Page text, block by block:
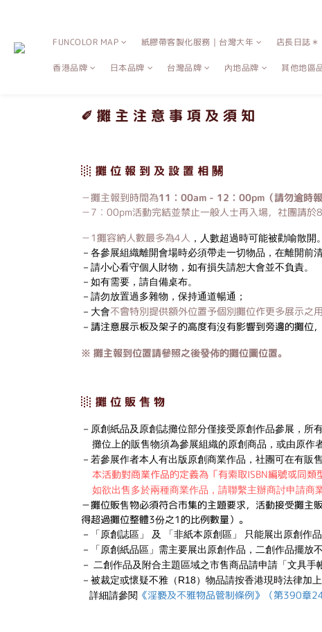
FUNCOLOR MAP 紙膠帶客製化服務｜台灣大年 店長日誌＊
香港品牌 日本品牌 台灣品牌 內地品牌 其他地區
✐ 攤 主 注 意 事 項 及 須 知
░ 攤 位 報 到 及 設 置 相 關
－攤主報到時間為11︰00am - 12︰00pm （請勿逾時
－7︰00pm活動完結並禁止一般人士再入場，社團請於
－1攤容納人數最多為4人 ，人數超過時可能被勸喻散開。
－各參展組織離開會場時必須帶走一切物品，在離開前
－請小心看守個人財物，如有損失請恕大會並不負責。
－如有需要，請自備桌布。
－請勿放置過多雜物，保持通道暢通；
－大會不會特別提供額外位置予個別攤位作更多展示之
－ 請注意展示板及架子的高度有沒有影響到旁邊的攤位，
※ 攤主報到位置請參照之後發佈的攤位圖位置。
░ 攤 位 販 售 物
－原創紙品及原創誌攤位部分僅接受原創作品參展，所
攤位上的販售物須為參展組織的原創商品，或由原作
－若參展作者本人有出版原創商業作品，社團可在有販
本活動對商業作品的定義為「有索取ISBN編號或同類
如欲出售多於兩種商業作品，請聯繫主辦商討申請商業
－攤位販售物必須符合市集的主題要求，活動接受攤
得超過攤位整體3份之1的比例數量）。
－「原創誌區」 及 「非紙本原創區」 只能展出原創作
－「原創紙品區」需主要展出原創作品，二創作品擺放
－ 二創作品及附合主題區域之市售商品請申請「文具手
－被裁定或懷疑不雅（R18）物品請按香港現時法律加
​ 詳細請參閱 《淫褻及不雅物品管制條例》（第390章